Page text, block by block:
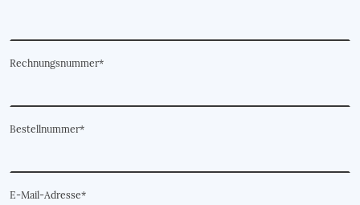
Rechnungsnummer*
Bestellnummer*
E-Mail-Adresse*